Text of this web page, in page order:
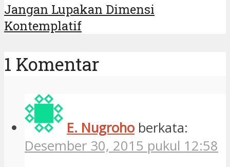
Jangan Lupakan Dimensi
Kontemplatif
1 Komentar
E. Nugroho berkata:
Desember 30, 2015 pukul 12:58